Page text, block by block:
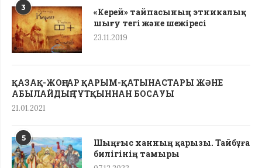
3
«Керей» тайпасының этникалық
шығу тегі жəне шежіресі
23.11.2019
ҚАЗАҚ-ЖОҢҒАР ҚАРЫМ-ҚАТЫНАСТАРЫ ЖӘНЕ
АБЫЛАЙДЫҢ ТҰТҚЫННАН БОСАУЫ
21.01.2021
5
Шыңғыс ханның қарызы. Тайбұға
билігінің тамыры